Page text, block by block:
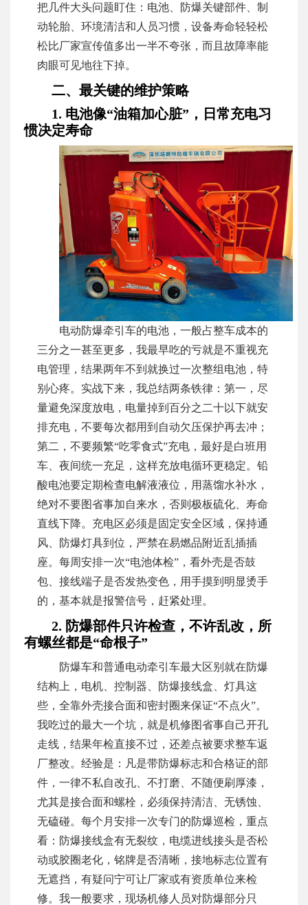
把几件大头问题盯住：电池、防爆关键部件、制
动轮胎、环境清洁和人员习惯，设备寿命轻轻松
松比厂家宣传值多出一半不夸张，而且故障率能
肉眼可见地往下掉。
二、最关键的维护策略
1. 电池像“油箱加心脏”，日常充电习
惯决定寿命
电动防爆牵引车的电池，一般占整车成本的
三分之一甚至更多，我最早吃的亏就是不重视充
电管理，结果两年不到就换过一次整组电池，特
别心疼。实战下来，我总结两条铁律：第一，尽
量避免深度放电，电量掉到百分之二十以下就安
排充电，不要每次都用到自动欠压保护再去冲；
第二，不要频繁“吃零食式”充电，最好是白班用
车、夜间统一充足，这样充放电循环更稳定。铅
酸电池要定期检查电解液液位，用蒸馏水补水，
绝对不要图省事加自来水，否则极板硫化、寿命
直线下降。充电区必须是固定安全区域，保持通
风、防爆灯具到位，严禁在易燃品附近乱插插
座。每周安排一次“电池体检”，看外壳是否鼓
包、接线端子是否发热变色，用手摸到明显烫手
的，基本就是报警信号，赶紧处理。
2. 防爆部件只许检查，不许乱改，所
有螺丝都是“命根子”
防爆车和普通电动牵引车最大区别就在防爆
结构上，电机、控制器、防爆接线盒、灯具这
些，全靠外壳接合面和密封圈来保证“不点火”。
我吃过的最大一个坑，就是机修图省事自己开孔
走线，结果年检直接不过，还差点被要求整车返
厂整改。经验是：凡是带防爆标志和合格证的部
件，一律不私自改孔、不打磨、不随便刷厚漆，
尤其是接合面和螺栓，必须保持清洁、无锈蚀、
无磕碰。每个月安排一次专门的防爆巡检，重点
看：防爆接线盒有无裂纹，电缆进线接头是否松
动或胶圈老化，铭牌是否清晰，接地标志位置有
无遮挡，有疑问宁可让厂家或有资质单位来检
修。我一般要求，现场机修人员对防爆部分只